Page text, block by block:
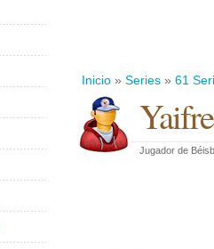
Inicio » Series » 61
Jugador de